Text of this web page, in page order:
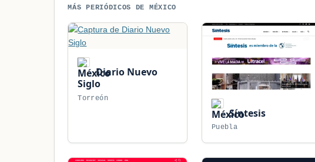
MÁS PERIÓDICOS DE MÉXICO
Diario Nuevo
Siglo
Torreón
Síntesis
Puebla